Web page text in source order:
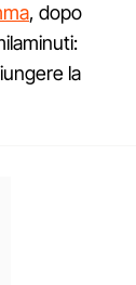
, dopo
la